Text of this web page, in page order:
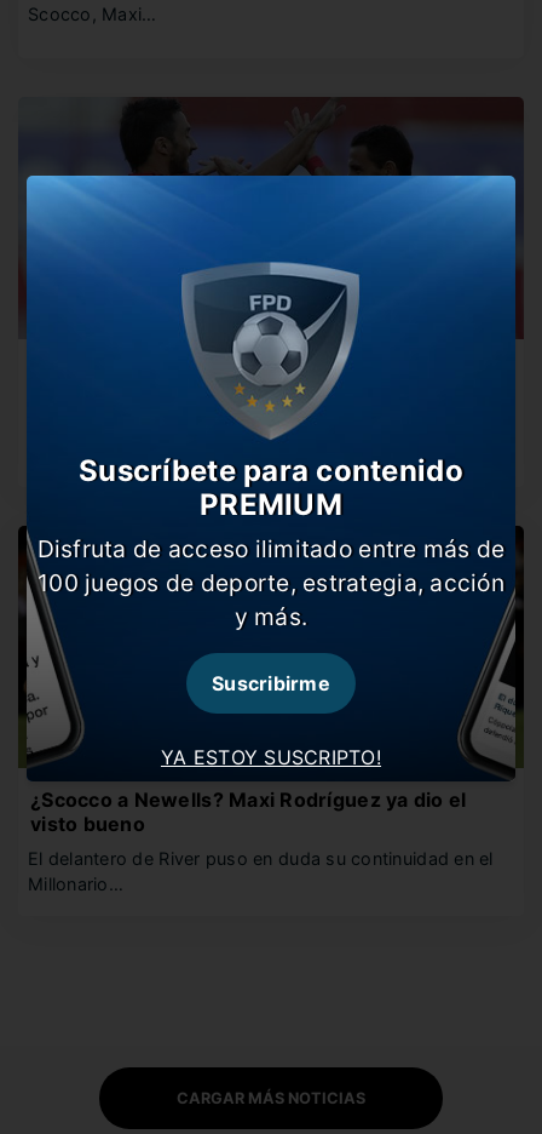
Scocco, Maxi…
Los 10 jugadores con mejor promedio de gol en
Con nombres que sorprenden, repasamos el top 10 de
los delanteros que…
¿Scocco a Newells? Maxi Rodríguez ya dio el
visto bueno
El delantero de River puso en duda su continuidad en el
Millonario…
CARGAR MÁS NOTICIAS
YA ESTOY SUSCRIPTO!
Suscríbete para contenido
PREMIUM
Disfruta de acceso ilimitado entre más de
100 juegos de deporte, estrategia, acción
y más.
Suscribirme